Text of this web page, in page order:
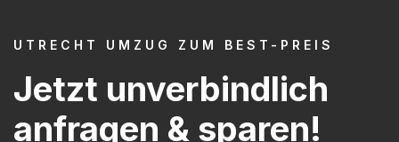
UTRECHT UMZUG ZUM BEST-PREIS
Jetzt unverbindlich
anfragen & sparen!